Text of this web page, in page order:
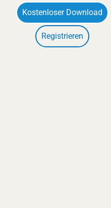
Kostenloser Download
Registrieren